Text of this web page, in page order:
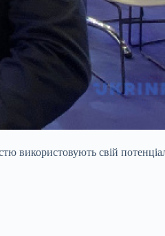
використовують свій